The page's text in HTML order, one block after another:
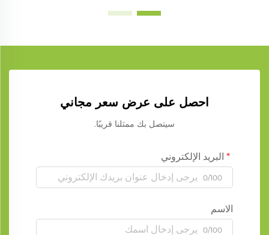
احصل على عرض سعر مجاني
سيتصل بك ممثلنا قريبًا.
البريد الإلكتروني
0/100
الاسم
0/100